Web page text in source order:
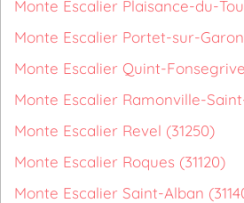
Monte Escalier Plaisance-du-
Monte Escalier Portet-sur-
Monte Escalier Quint-
Monte Escalier Ramonville-
Monte Escalier Revel (31250)
Monte Escalier Roques (31120)
Monte Escalier Saint-Alban